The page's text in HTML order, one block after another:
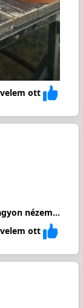
ott
nézem...
ott